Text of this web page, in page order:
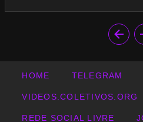
HOME TELEGRAM
VIDEOS.COLETIVOS.ORG
REDE SOCIAL LIVRE